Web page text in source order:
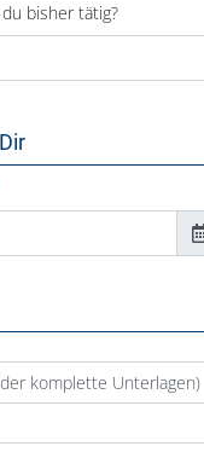
bisher tätig?
komplette Unterlagen)